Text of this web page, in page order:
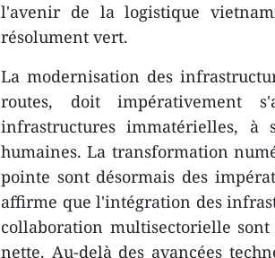
l'avenir de la logistique
résolument vert.
La modernisation des
routes, doit impérativement
infrastructures immatérielles, à
humaines. La transformation
pointe sont désormais des
affirme que l'intégration des
collaboration multisectorielle
nette. Au-delà des avancées